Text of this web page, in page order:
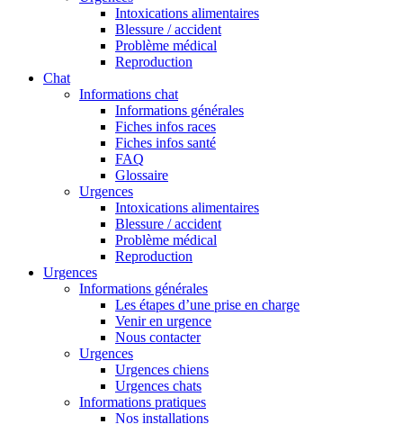
Intoxications alimentaires
Blessure / accident
Problème médical
Reproduction
Chat
Informations chat
Informations générales
Fiches infos races
Fiches infos santé
FAQ
Glossaire
Urgences
Intoxications alimentaires
Blessure / accident
Problème médical
Reproduction
Urgences
Informations générales
Les étapes d’une prise en charge
Venir en urgence
Nous contacter
Urgences
Urgences chiens
Urgences chats
Informations pratiques
Nos installations